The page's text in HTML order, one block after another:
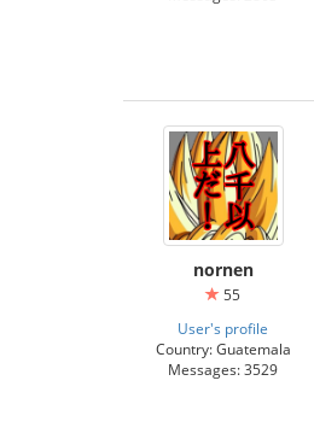
nornen
55
User's profile
Country: Guatemala
Messages: 3529